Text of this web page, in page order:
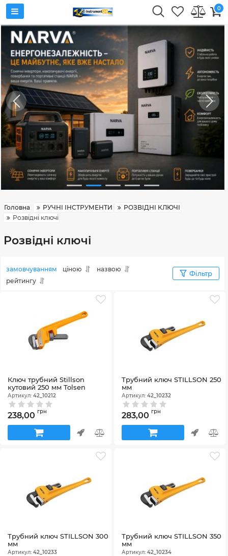
0
Головна РУЧНІ ІНСТРУМЕНТИ
РОЗВІДНІ КЛЮЧІ
Розвідні ключі
Розвідні ключі
замовчуванням ціною
назвою
рейтингу
Фільтр
Ключ трубний Stillson
кутовий 250 мм Tolsen
Артикул: 42_10212
238,00 грн
Трубний ключ STILLSON 250
мм
Артикул: 42_10232
283,00 грн
Трубний ключ STILLSON 300
мм
Артикул: 42_10233
Трубний ключ STILLSON 350
мм
Артикул: 42_10234